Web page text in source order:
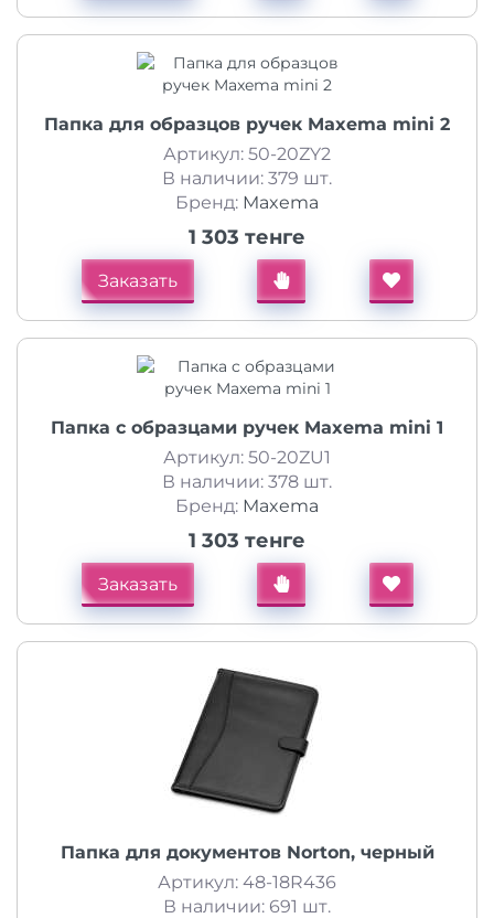
Папка для образцов ручек Maxema mini 2
Артикул: 50-20ZY2
В наличии: 379 шт.
Бренд: Maxema
1 303 тенге
Заказать
Папка c образцами ручек Maxema mini 1
Артикул: 50-20ZU1
В наличии: 378 шт.
Бренд: Maxema
1 303 тенге
Заказать
Папка для документов Norton, черный
Артикул: 48-18R436
В наличии: 691 шт.